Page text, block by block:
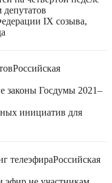
IX созыва,
Российская
законы Госдумы 2021–
инициатив для
телеэфираРоссийская